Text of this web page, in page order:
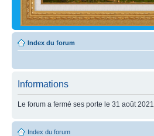
Index du forum
Informations
Le forum a fermé ses porte le 31 août 2021
Index du forum